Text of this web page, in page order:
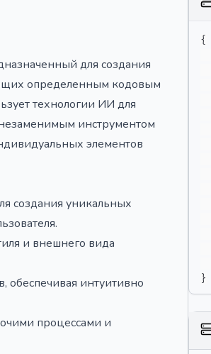
для создания
определенным кодовым
технологии ИИ для
инструментом
элементов
создания уникальных
и внешнего вида
обеспечивая интуитивно
процессами и
{
}